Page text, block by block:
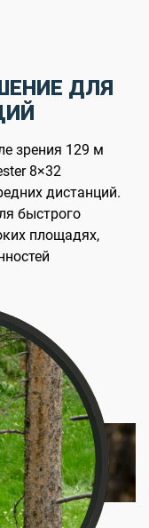
ДЛЯ
зрения 129 м
8×32
дистанций.
быстрого
площадях,